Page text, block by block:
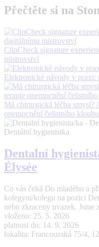
Přečtěte si na
ClinCheck signature
mistrovství
Elektronické návody v praxi:
Má chirurgická léčba smysl?
onemocnění čelistního
Dentální hygienistka
Dentalní
Élysée
Co vás čeká Do mladého a
kolegyni/kolegu na pozici
nebo zkraceny uvazek. Jsme
vloženo: 25. 5. 2026
platnost do: 14. 9. 2026
lokalita: Francouzská 75/4,